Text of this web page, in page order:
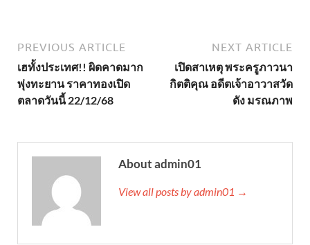
PREVIOUS ARTICLE
เฮทั้งประเทศ!! ผิดคาดมาก
พุ่งทะยาน ราคาทองเปิด
ตลาดวันนี้ 22/12/68
NEXT ARTICLE
เปิดสาเหตุ พระครูภาวนา
กิตติคุณ อดีตเจ้าอาวาสวัด
ดัง มรณภาพ
About admin01
View all posts by admin01 →